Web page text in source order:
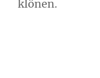
klönen.